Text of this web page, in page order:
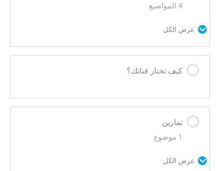
4 المواضيع
عرض الكل
محتوى الدرس
0% مكتمل 0/4 Steps
الوسائل والقنوات
قنوات وسائل التواصل الاجتماعي
القنوات المحمولة
كيف تختار قناتك؟
تمارين
1 موضوع
عرض الكل